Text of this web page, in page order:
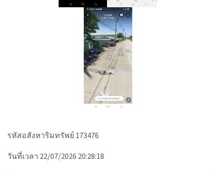
รหัสอสังหาริมทรัพย์ 173476
วันที่เวลา 22/07/2026 20:28:18